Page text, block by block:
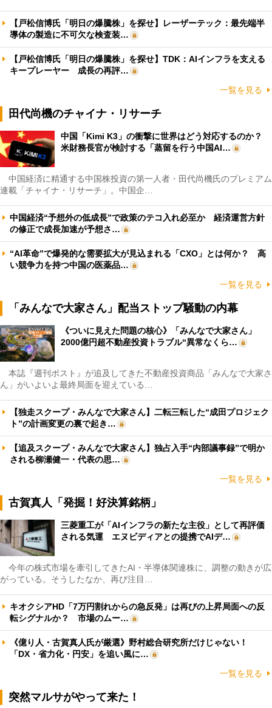
【戸松信博氏「明日の爆騰株」を探せ】レーザーテック：最先端半
導体の製造に不可欠な検査装…
【戸松信博氏「明日の爆騰株」を探せ】TDK：AIインフラを支える
キープレーヤー 成長の再評…
一覧を見る
田代尚機のチャイナ・リサーチ
中国「Kimi K3」の衝撃に世界はどう対応するのか？
米財務長官が検討する「蒸留を行う中国AI…
中国経済に精通する中国株投資の第一人者・田代尚機氏のプレミアム
連載「チャイナ・リサーチ」。中国企…
中国経済“予想外の低成長”で政策のテコ入れ必至か 経済運営方針
の修正で成長加速が予想さ…
“AI革命”で爆発的な需要拡大が見込まれる「CXO」とは何か？ 高
い競争力を持つ中国の医薬品…
一覧を見る
「みんなで大家さん」配当ストップ騒動の内幕
《ついに見えた問題の核心》「みんなで大家さん」
2000億円超不動産投資トラブル“異常なくら…
本誌『週刊ポスト』が追及してきた不動産投資商品「みんなで大家さ
ん」がいよいよ最終局面を迎えている…
【独走スクープ・みんなで大家さん】二転三転した“成田プロジェク
ト”の計画変更の裏で起き…
【追及スクープ・みんなで大家さん】独占入手“内部議事録”で明か
される柳瀬健一・代表の思…
一覧を見る
古賀真人「発掘！好決算銘柄」
三菱重工が「AIインフラの新たな主役」として再評価
される気運 エヌビディアとの提携でAIデ…
今年の株式市場を牽引してきたAI・半導体関連株に、調整の動きが広
がっている。そうしたなか、再び注目…
キオクシアHD「7万円割れからの急反発」は再びの上昇局面への反
転シグナルか？ 市場のムー…
《億り人・古賀真人氏が厳選》野村総合研究所だけじゃない！
「DX・省力化・円安」を追い風に…
一覧を見る
突然マルサがやって来た！